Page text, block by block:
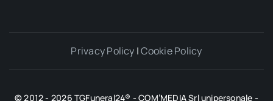
Privacy Policy |Cookie Policy
© 2012 - 2026 TGFuneral24® - COM’MEDIA Srl unipersonale -